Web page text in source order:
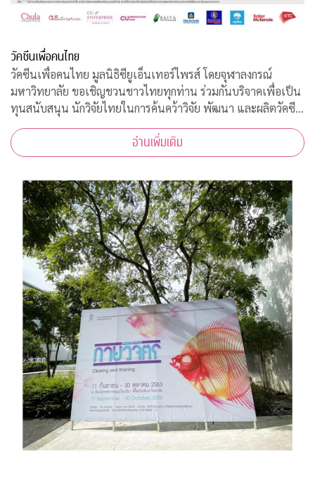
วัคซีนเพื่อคนไทย
วัคซีนเพื่อคนไทย มูลนิธิซียูเอ็นเทอร์ไพรส์ โดยจุฬาลงกรณ์
มหาวิทยาลัย ขอเชิญชวนชาวไทยทุกท่าน ร่วมกันบริจาคเพื่อเป็น
ทุนสนับสนุน นักวิจัยไทยในการค้นคว้าวิจัย พัฒนา และผลิตวัคซีน
ต้านโควิด-19*
อ่านเพิ่มเติม